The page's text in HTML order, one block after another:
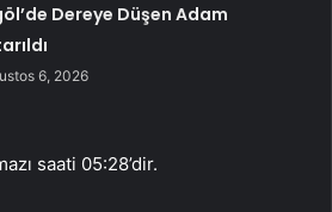
Dereye Düşen Adam
6, 2026
saati 05:28’dir.